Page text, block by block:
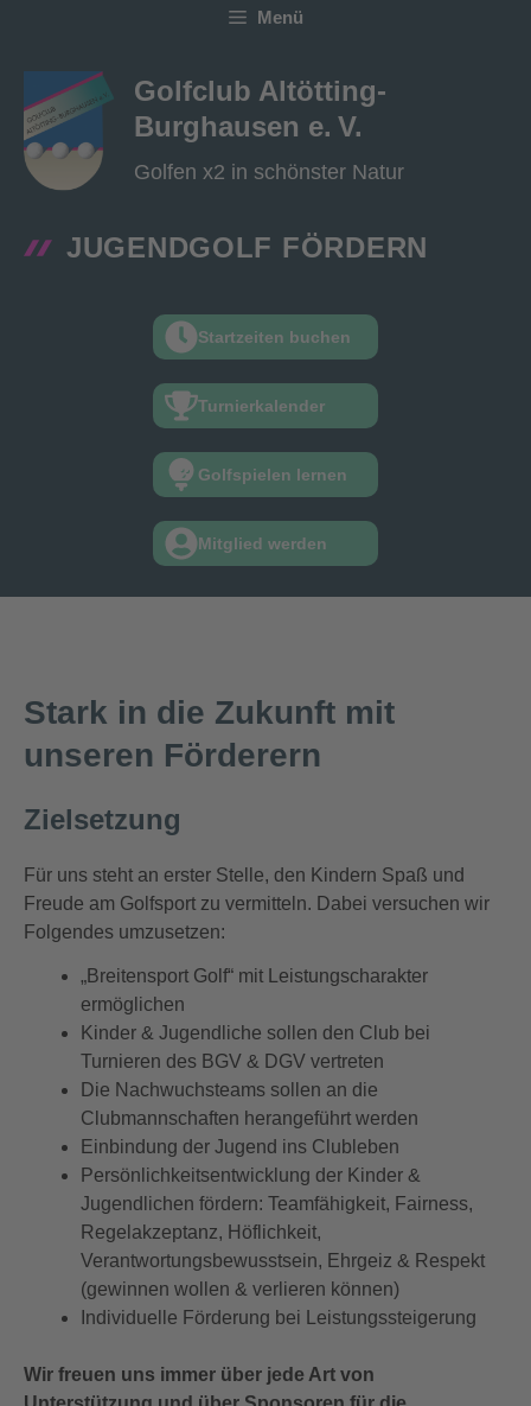
springen
Menü
Golfclub Altötting-
Burghausen e. V.
Golfen x2 in schönster Natur
Startzeiten buchen
Turnierkalender
Golfspielen lernen
Mitglied werden
JUGENDGOLF FÖRDERN
Stark in die Zukunft mit
unseren Förderern
Zielsetzung
Für uns steht an erster Stelle, den Kindern Spaß und
Freude am Golfsport zu vermitteln. Dabei versuchen wir
Folgendes umzusetzen:
„Breitensport Golf“ mit Leistungscharakter
ermöglichen
Kinder & Jugendliche sollen den Club bei
Turnieren des BGV & DGV vertreten
Die Nachwuchsteams sollen an die
Clubmannschaften herangeführt werden
Einbindung der Jugend ins Clubleben
Persönlichkeitsentwicklung der Kinder &
Jugendlichen fördern: Teamfähigkeit, Fairness,
Regelakzeptanz, Höflichkeit,
Verantwortungsbewusstsein, Ehrgeiz & Respekt
(gewinnen wollen & verlieren können)
Individuelle Förderung bei Leistungssteigerung
Wir freuen uns immer über jede Art von